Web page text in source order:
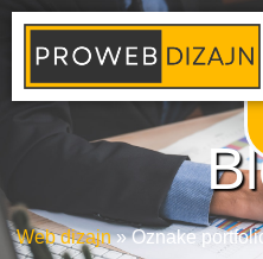
Web dizajn»Oznake
Proweb tajni agent
● Dostupan — Proweb